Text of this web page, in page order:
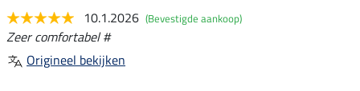
10.1.2026 (Bevestigde aankoop)
Zeer comfortabel #
Origineel bekijken